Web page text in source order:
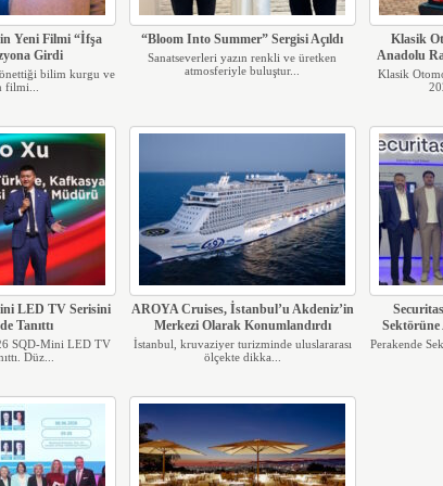
Yeni Filmi “İfşa
Girdi
bilim kurgu ve
filmi...
“Bloom Into Summer” Sergisi Açıldı
Sanatseverleri yazın renkli ve üretken
atmosferiyle buluştur...
Klasik
Anadolu
Klasik
LED TV Serisini
Tanıttı
SQD-Mini LED TV
Düz...
AROYA Cruises, İstanbul’u Akdeniz’in
Merkezi Olarak Konumlandırdı
İstanbul, kruvaziyer turizminde uluslararası
ölçekte dikka...
Sektörüne
Perakende